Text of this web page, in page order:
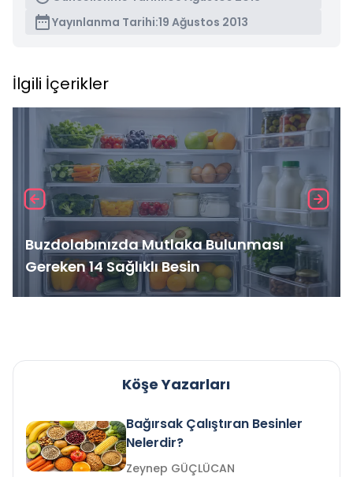
Yayınlanma Tarihi:19 Ağustos 2013
İlgili İçerikler
Buzdolabınızda Mutlaka Bulunması
Gereken 14 Sağlıklı Besin
Köşe Yazarları
Bağırsak Çalıştıran Besinler
Nelerdir?
Zeynep GÜÇLÜCAN